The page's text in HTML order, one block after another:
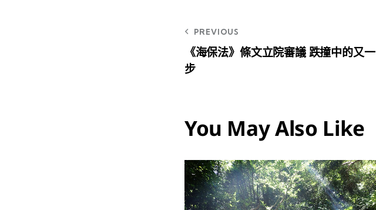
PREVIOUS
《海保法》條文立院審議 跌撞中的又一
步
You May Also Like